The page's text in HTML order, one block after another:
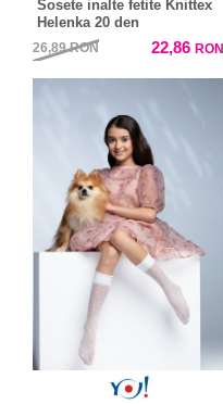
Sosete inalte fetite Knittex
Helenka 20 den
26,89RON 22,86 RON